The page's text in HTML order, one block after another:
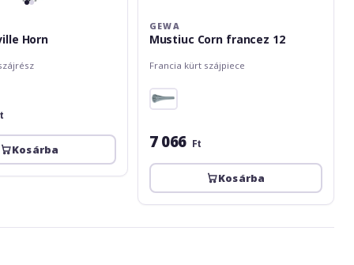
Horn
Kosárba
GEWA
Mustiuc Corn francez 12
Francia kürt szájpiece
7 066 Ft
Kosárba